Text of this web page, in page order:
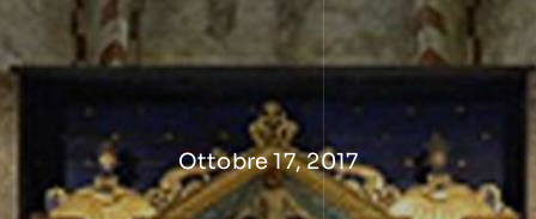
contenuto
Ottobre 17, 2017